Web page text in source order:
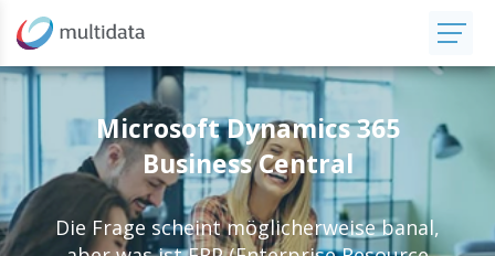
Microsoft Dynamics 365
Business Central
Die Frage scheint möglicherweise banal,